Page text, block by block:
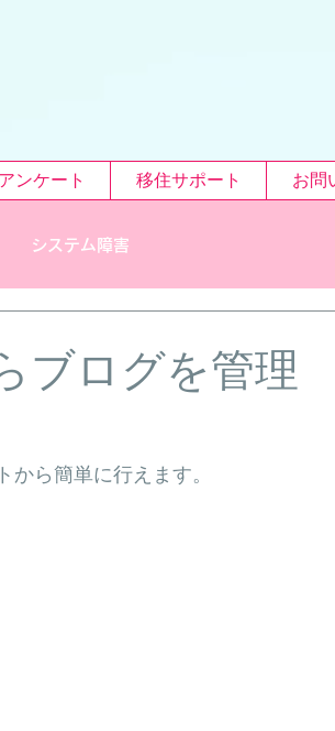
ンケート 移住サポート お問
システム障害
ブログを管理
から簡単に行えます。